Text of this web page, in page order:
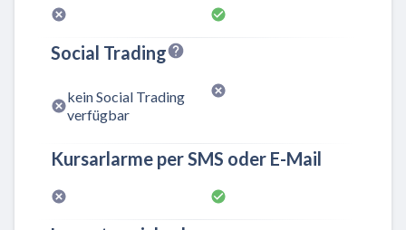
Social Trading
kein Social Trading
verfügbar
Kursarlarme per SMS oder E-Mail